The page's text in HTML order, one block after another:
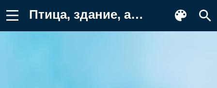
Птица, здание, архитектура Заставка на телефон